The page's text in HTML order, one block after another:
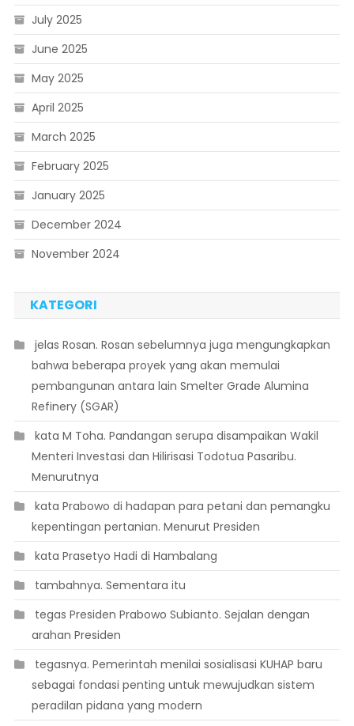
July 2025
June 2025
May 2025
April 2025
March 2025
February 2025
January 2025
December 2024
November 2024
KATEGORI
 jelas Rosan. Rosan sebelumnya juga mengungkapkan
bahwa beberapa proyek yang akan memulai
pembangunan antara lain Smelter Grade Alumina
Refinery (SGAR)
 kata M Toha. Pandangan serupa disampaikan Wakil
Menteri Investasi dan Hilirisasi Todotua Pasaribu.
Menurutnya
 kata Prabowo di hadapan para petani dan pemangku
kepentingan pertanian. Menurut Presiden
 kata Prasetyo Hadi di Hambalang
 tambahnya. Sementara itu
 tegas Presiden Prabowo Subianto. Sejalan dengan
arahan Presiden
 tegasnya. Pemerintah menilai sosialisasi KUHAP baru
sebagai fondasi penting untuk mewujudkan sistem
peradilan pidana yang modern